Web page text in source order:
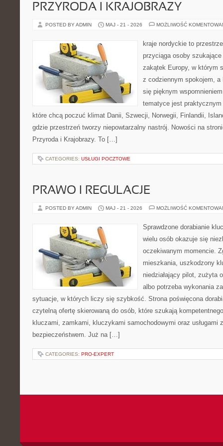
PRZYRODA I KRAJOBRAZY
POSTED BY ADMIN MAJ - 21 - 2026 MOŻLIWOŚĆ
kraje nordyckie to
przyciąga osoby
zakątek Europy, w którym
z codziennym spokojem,
się pięknym
tematyce jest
które chcą poczuć klimat Danii, Szwecji, Norwegii, Finlandii,
gdzie przestrzeń tworzy niepowtarzalny nastrój. Nowości na
Przyroda i Krajobrazy. To […]
CATEGORIES: USŁUGI POCZTOWE
PRAWO I REGULACJE
POSTED BY ADMIN MAJ - 21 - 2026 MOŻLIWOŚĆ
Sprawdzone dorabianie
wielu osób okazuje się
oczekiwanym momencie.
mieszkania, uszkodzony
niedziałający pilot, zużyta
albo potrzeba wykonania
sytuacje, w których liczy się szybkość. Strona poświęcona
czytelną ofertę skierowaną do osób, które szukają
kluczami, zamkami, kluczykami samochodowymi oraz usługami
bezpieczeństwem. Już na […]
CATEGORIES: PRO-EXPERT